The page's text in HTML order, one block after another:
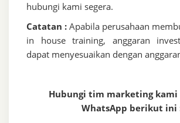
hubungi kami segera.
Catatan : Apabila perusahaan
in house training, anggaran
dapat menyesuaikan dengan
Hubungi tim marketing
WhatsApp berikut ini